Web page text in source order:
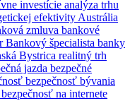
investície analýza trhu
efektivity Austrália
zmluva bankové
Bankový špecialista banky
Bystrica realitný trh
jazda bezpečné
bezpečnosť bývania
bezpečnosť na internete